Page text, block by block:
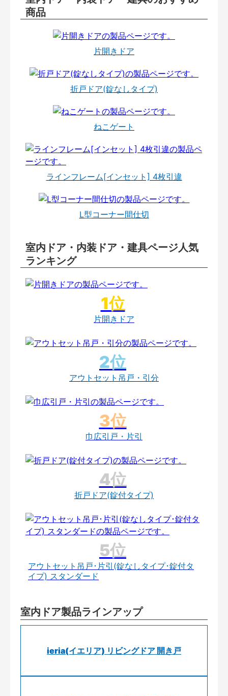
商品
片開きドア
折戸ドア(錠なしタイプ)
ねこゲート
ラインフレーム[インセット] 4枚引違
L型コーナー間仕切
室内ドア・内装ドア・建具ページ人気
ランキング
片開きドア
アウトセット吊戸・引分
巾広引戸・片引
折戸ドア(錠付タイプ)
アウトセット吊戸･片引(錠なしタイプ･錠付タ
イプ) スタンダード
室内ドア製品ラインアップ
ieria(イエリア) リビングドア 開き戸